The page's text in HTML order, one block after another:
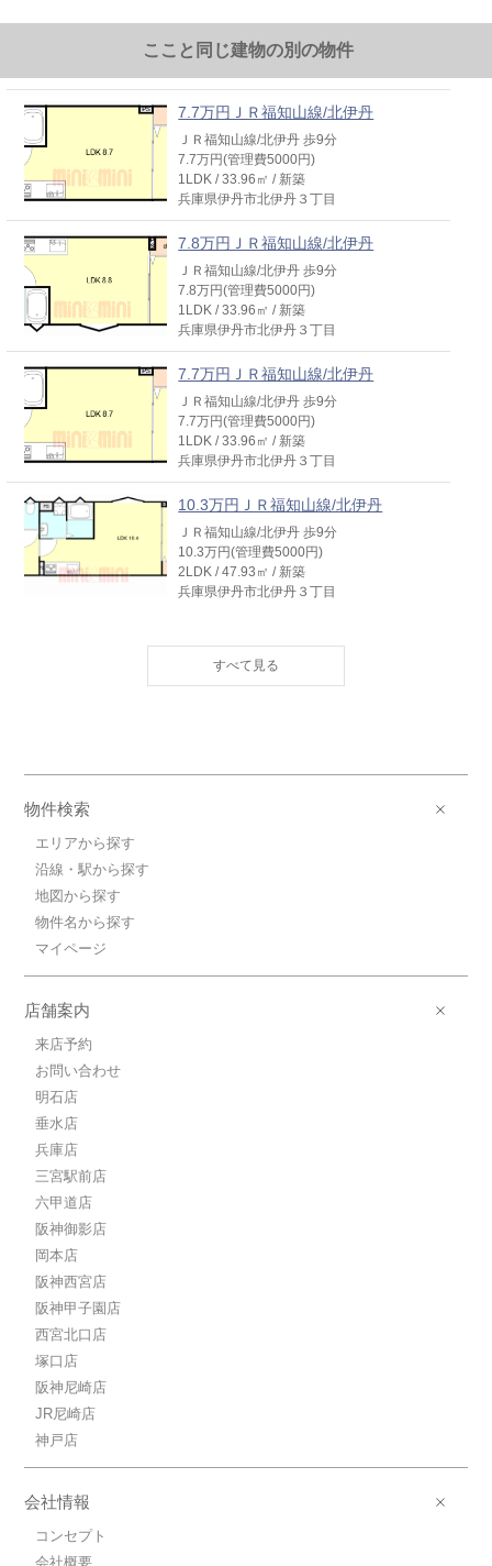
ここと同じ建物の別の物件
7.7万円ＪＲ福知山線/北伊丹
ＪＲ福知山線/北伊丹 歩9分
7.7万円(管理費5000円)
1LDK / 33.96㎡ / 新築
兵庫県伊丹市北伊丹３丁目
7.8万円ＪＲ福知山線/北伊丹
ＪＲ福知山線/北伊丹 歩9分
7.8万円(管理費5000円)
1LDK / 33.96㎡ / 新築
兵庫県伊丹市北伊丹３丁目
7.7万円ＪＲ福知山線/北伊丹
ＪＲ福知山線/北伊丹 歩9分
7.7万円(管理費5000円)
1LDK / 33.96㎡ / 新築
兵庫県伊丹市北伊丹３丁目
10.3万円ＪＲ福知山線/北伊丹
ＪＲ福知山線/北伊丹 歩9分
10.3万円(管理費5000円)
2LDK / 47.93㎡ / 新築
兵庫県伊丹市北伊丹３丁目
ＪＲ福知山線/北伊丹 歩9分
10.5万円(管理費5000円)
物件検索
エリアから探す
沿線・駅から探す
地図から探す
物件名から探す
マイページ
店舗案内
来店予約
お問い合わせ
明石店
垂水店
兵庫店
三宮駅前店
六甲道店
阪神御影店
岡本店
阪神西宮店
阪神甲子園店
西宮北口店
塚口店
阪神尼崎店
JR尼崎店
神戸店
会社情報
コンセプト
会社概要